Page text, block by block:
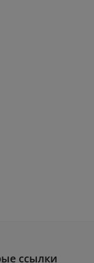
ссылки